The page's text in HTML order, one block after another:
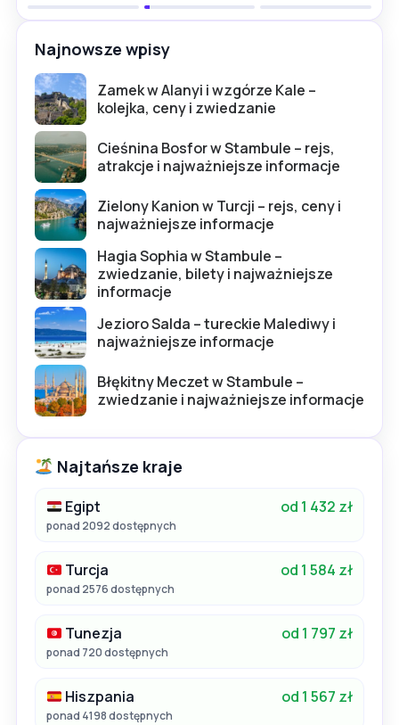
Najnowsze wpisy
Zamek w Alanyi i wzgórze Kale –
kolejka, ceny i zwiedzanie
Cieśnina Bosfor w Stambule – rejs,
atrakcje i najważniejsze informacje
Zielony Kanion w Turcji – rejs, ceny i
najważniejsze informacje
Hagia Sophia w Stambule –
zwiedzanie, bilety i najważniejsze
informacje
Jezioro Salda – tureckie Malediwy i
najważniejsze informacje
Błękitny Meczet w Stambule –
zwiedzanie i najważniejsze informacje
Najtańsze kraje
Egipt od 1 432 zł
ponad 2092 dostępnych
Turcja od 1 584 zł
ponad 2576 dostępnych
Tunezja od 1 797 zł
ponad 720 dostępnych
Hiszpania od 1 567 zł
ponad 4198 dostępnych